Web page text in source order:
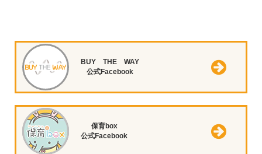
BUY THE WAY
公式Facebook
保育box
公式Facebook